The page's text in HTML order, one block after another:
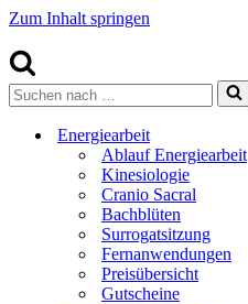
Zum Inhalt springen
Suchen
nach …
Energiearbeit
Ablauf Energiearbeit
Kinesiologie
Cranio Sacral
Bachblüten
Surrogatsitzung
Fernanwendungen
Preisübersicht
Gutscheine